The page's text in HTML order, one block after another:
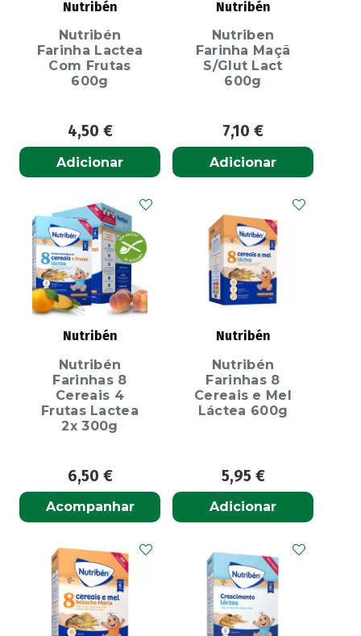
Nutribén
Nutribén
Farinha Lactea
Com Frutas
600g
4,50 €
Adicionar
Nutribén
Nutriben
Farinha Maçã
S/Glut Lact
600g
7,10 €
Adicionar
Nutribén
Nutribén
Farinhas 8
Cereais 4
Frutas Lactea
2x 300g
6,50 €
Acompanhar
Nutribén
Nutribén
Farinhas 8
Cereais e Mel
Láctea 600g
5,95 €
Adicionar